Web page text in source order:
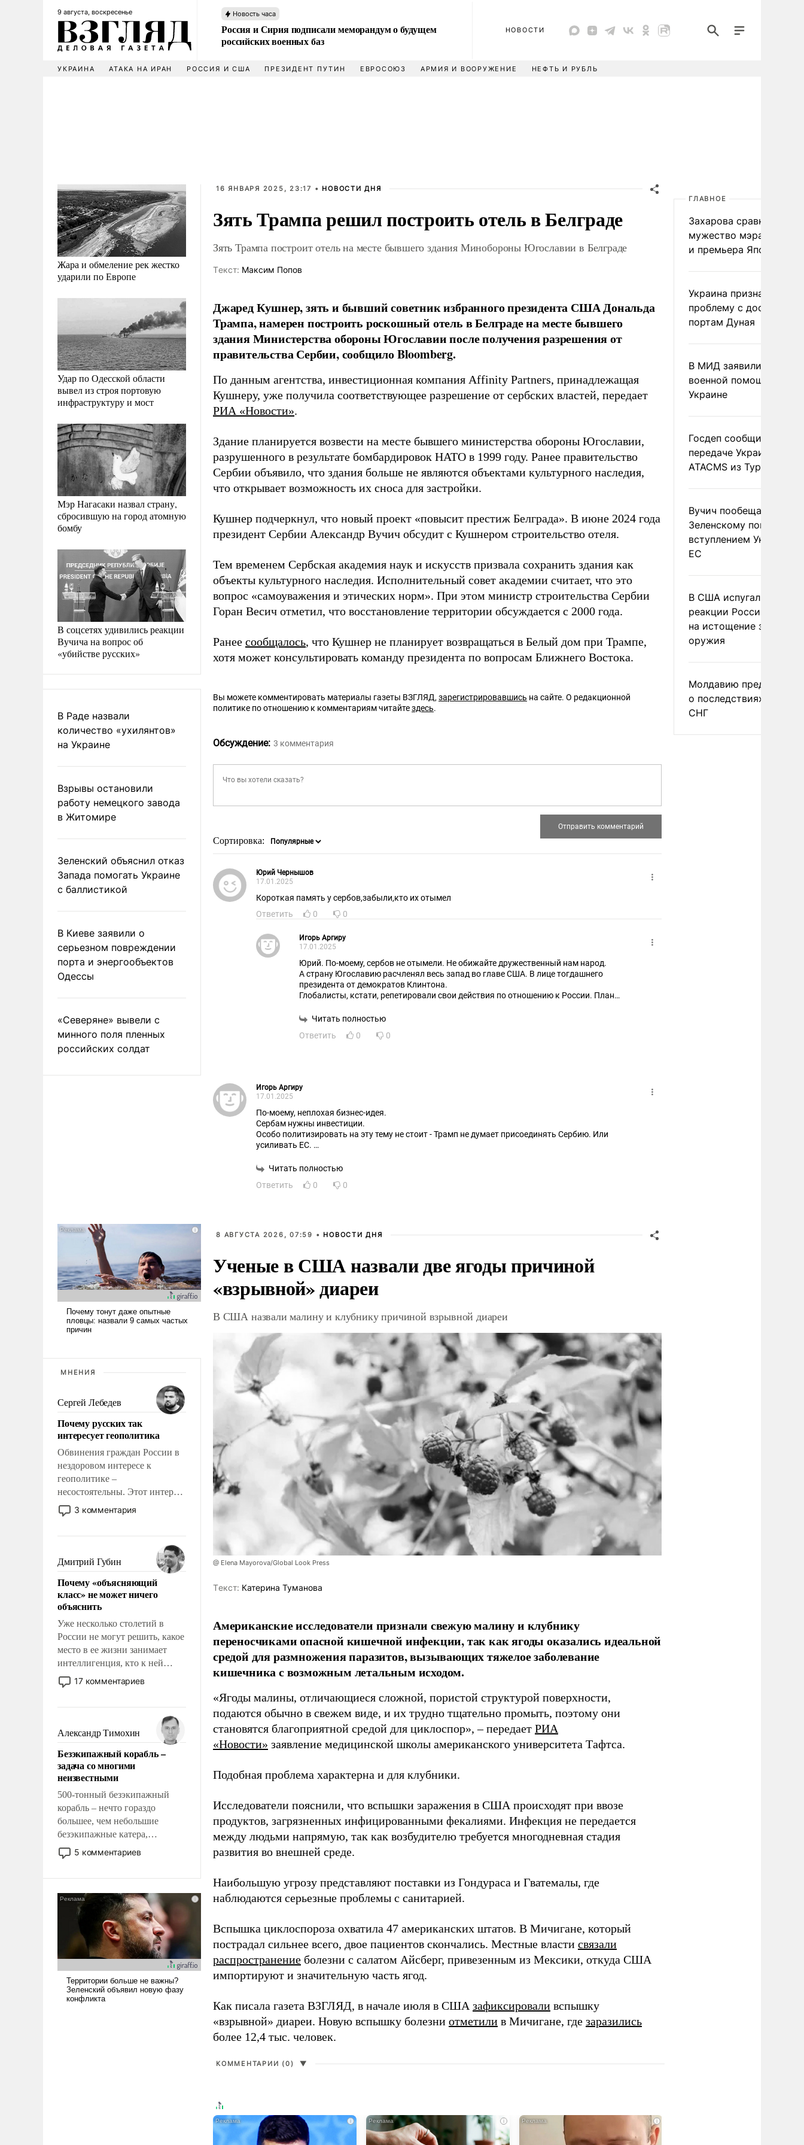
9 августа, воскресенье Новость часа
Россия и Сирия подписали меморандум о будущем
российских военных баз
НОВОСТИ
УКРАИНА АТАКА НА ИРАН РОССИЯ И США ПРЕЗИДЕНТ ПУТИН ЕВРОСОЮЗ АРМИЯ И ВООРУЖЕНИЕ НЕФТЬ И РУБЛЬ
Жара и обмеление рек жестко
ударили по Европе
Удар по Одесской области
вывел из строя портовую
инфраструктуру и мост
Мэр Нагасаки назвал страну,
сбросившую на город атомную
бомбу
В соцсетях удивились реакции
Вучича на вопрос об
«убийстве русских»
В Раде назвали
количество «ухилянтов»
на Украине
Взрывы остановили
работу немецкого завода
в Житомире
Зеленский объяснил отказ
Запада помогать Украине
с баллистикой
В Киеве заявили о
серьезном повреждении
порта и энергообъектов
Одессы
«Северяне» вывели с
минного поля пленных
российских солдат
МНЕНИЯ
Сергей Лебедев
Почему русских так
интересует геополитика
Обвинения граждан России в
нездоровом интересе к
геополитике –
несостоятельны. Этот интерес
рационален и прагматичен. Он
обусловлен тысячелетним
фундаментальным знанием,
что мировая политика имеет
свойство заявляться на порог
нашего дома.
3 комментария
Дмитрий Губин
Почему «объясняющий
класс» не может ничего
объяснить
Уже несколько столетий в
России не могут решить, какое
место в ее жизни занимает
интеллигенция, кто к ней
принадлежит, а кого из нее
исключили с правом
чем она отличается от просто
образованных людей. Иногда
казалось, что эти вопросы
решены раз и навсегда, но –
нет, не решены.
17 комментариев
Александр Тимохин
Безэкипажный корабль –
задача со многими
неизвестными
500-тонный безэкипажный
корабль – нечто гораздо
большее, чем небольшие
безэкипажные катера,
применение которых уже
стало обыденностью. Задача по
и ее реализация радикально
поднимет наши боевые
возможности.
5 комментариев
16 ЯНВАРЯ 2025, 23:17 • НОВОСТИ ДНЯ
Зять Трампа решил построить отель в Белграде
Зять Трампа построит отель на месте бывшего здания Минобороны Югославии в Белграде
Tекст: Максим Попов
Джаред Кушнер, зять и бывший советник избранного президента США Дональда
Трампа, намерен построить роскошный отель в Белграде на месте бывшего
здания Министерства обороны Югославии после получения разрешения от
правительства Сербии, сообщило Bloomberg.
По данным агентства, инвестиционная компания Affinity Partners, принадлежащая
Кушнеру, уже получила соответствующее разрешение от сербских властей, передает
РИА «Новости».
Здание планируется возвести на месте бывшего министерства обороны Югославии,
разрушенного в результате бомбардировок НАТО в 1999 году. Ранее правительство
Сербии объявило, что здания больше не являются объектами культурного наследия,
что открывает возможность их сноса для застройки.
Кушнер подчеркнул, что новый проект «повысит престиж Белграда». В июне 2024 года
президент Сербии Александр Вучич обсудит с Кушнером строительство отеля.
Тем временем Сербская академия наук и искусств призвала сохранить здания как
объекты культурного наследия. Исполнительный совет академии считает, что это
вопрос «самоуважения и этических норм». При этом министр строительства Сербии
Горан Весич отметил, что восстановление территории обсуждается с 2000 года.
Ранее сообщалось, что Кушнер не планирует возвращаться в Белый дом при Трампе,
хотя может консультировать команду президента по вопросам Ближнего Востока.
Вы можете комментировать материалы газеты ВЗГЛЯД, зарегистрировавшись на сайте. О редакционной
политике по отношению к комментариям читайтездесь.
Обсуждение: 3 комментария
Сортировка:
Юрий Чернышов
17.01.2025
Короткая память у сербов,забыли,кто их отымел
Ответить
0 0
Игорь Аргиру
17.01.2025
Юрий. По-моему, сербов не отымели. Не обижайте дружественный нам народ.
А страну Югославию расчленял весь запад во главе США. В лице тогдашнего
президента от демократов Клинтона.
Глобалисты, кстати, репетировали свои действия по отношению к России. План
Сербам просто некому было помочь в то время. То была эпоха Ельцина.
Читать полностью
Ответить
0 0
Игорь Аргиру
17.01.2025
По-моему, неплохая бизнес-идея.
Сербам нужны инвестиции.
Особо политизировать на эту тему не стоит - Трамп не думает присоединять Сербию. Или
усиливать ЕС.
тогда было лет 18), ни Трамп к этому отношения не имеют.
Читать полностью
Ответить
0 0
8 АВГУСТА 2026, 07:59 • НОВОСТИ ДНЯ
Ученые в США назвали две ягоды причиной
«взрывной» диареи
В США назвали малину и клубнику причиной взрывной диареи
@ Elena Mayorova/Global Look Press
Tекст: Катерина Туманова
Американские исследователи признали свежую малину и клубнику
переносчиками опасной кишечной инфекции, так как ягоды оказались идеальной
средой для размножения паразитов, вызывающих тяжелое заболевание
кишечника с возможным летальным исходом.
«Ягоды малины, отличающиеся сложной, пористой структурой поверхности,
подаются обычно в свежем виде, и их трудно тщательно промыть, поэтому они
становятся благоприятной средой для циклоспор», – передает РИА
«Новости» заявление медицинской школы американского университета Тафтса.
Подобная проблема характерна и для клубники.
Исследователи пояснили, что вспышки заражения в США происходят при ввозе
продуктов, загрязненных инфицированными фекалиями. Инфекция не передается
между людьми напрямую, так как возбудителю требуется многодневная стадия
развития во внешней среде.
Наибольшую угрозу представляют поставки из Гондураса и Гватемалы, где
наблюдаются серьезные проблемы с санитарией.
Вспышка циклоспороза охватила 47 американских штатов. В Мичигане, который
пострадал сильнее всего, двое пациентов скончались. Местные власти связали
распространение болезни с салатом Айсберг, привезенным из Мексики, откуда США
импортируют и значительную часть ягод.
Как писала газета ВЗГЛЯД, в начале июля в СШАзафиксировали вспышку
«взрывной» диареи. Новую вспышку болезни отметили в Мичигане, где заразились
более 12,4 тыс. человек.
КОММЕНТАРИИ (0) ▼
i i i
ГЛАВНОЕ
Захарова сравнила
мужество мэра
и премьера Японии
Украина признала
проблему с доступом к
портам Дуная
В МИД заявили о
военной помощи
Украине
Госдеп сообщил о
передаче Украине
ATACMS из Турции
Вучич пообещал
Зеленскому помочь со
вступлением Украины в
ЕС
В США испугались
реакции России и
на истощение запасов
оружия
Молдавию
о последствиях выхода
СНГ